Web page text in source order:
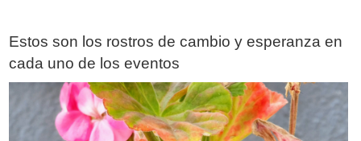
Estos son los rostros de cambio y esperanza en
cada uno de los eventos